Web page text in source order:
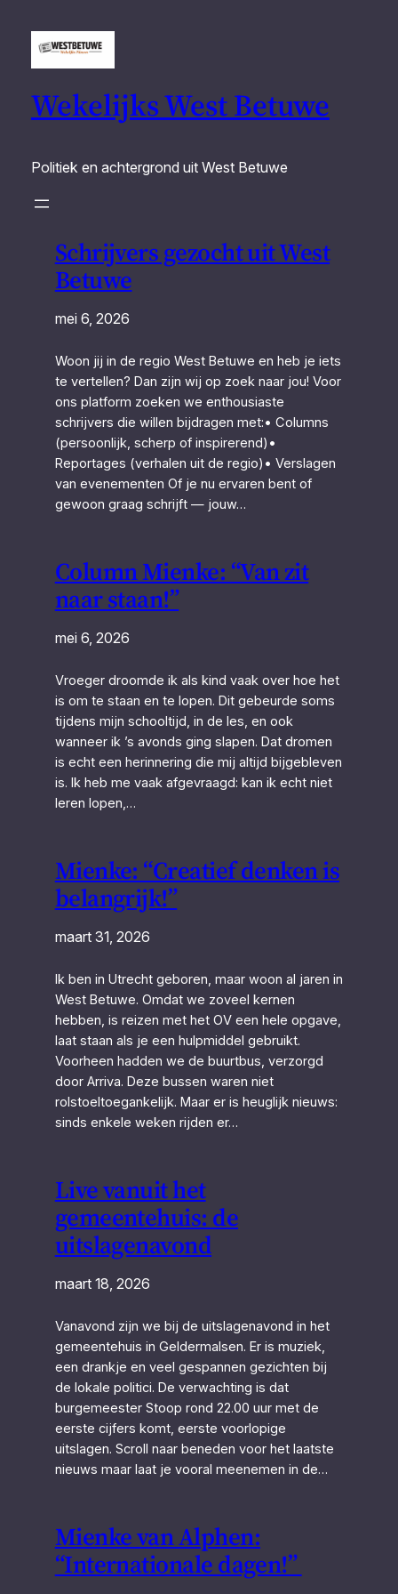
Wekelijks West Betuwe
Politiek en achtergrond uit West Betuwe
Schrijvers gezocht uit West
Betuwe
mei 6, 2026
Woon jij in de regio West Betuwe en heb je iets
te vertellen? Dan zijn wij op zoek naar jou! Voor
ons platform zoeken we enthousiaste
schrijvers die willen bijdragen met:• Columns
(persoonlijk, scherp of inspirerend)•
Reportages (verhalen uit de regio)• Verslagen
van evenementen Of je nu ervaren bent of
gewoon graag schrijft — jouw…
Column Mienke: “Van zit
naar staan!”
mei 6, 2026
Vroeger droomde ik als kind vaak over hoe het
is om te staan en te lopen. Dit gebeurde soms
tijdens mijn schooltijd, in de les, en ook
wanneer ik ’s avonds ging slapen. Dat dromen
is echt een herinnering die mij altijd bijgebleven
is. Ik heb me vaak afgevraagd: kan ik echt niet
leren lopen,…
Mienke: “Creatief denken is
belangrijk!”
maart 31, 2026
Ik ben in Utrecht geboren, maar woon al jaren in
West Betuwe. Omdat we zoveel kernen
hebben, is reizen met het OV een hele opgave,
laat staan als je een hulpmiddel gebruikt.
Voorheen hadden we de buurtbus, verzorgd
door Arriva. Deze bussen waren niet
rolstoeltoegankelijk. Maar er is heuglijk nieuws:
sinds enkele weken rijden er…
Live vanuit het
gemeentehuis: de
uitslagenavond
maart 18, 2026
Vanavond zijn we bij de uitslagenavond in het
gemeentehuis in Geldermalsen. Er is muziek,
een drankje en veel gespannen gezichten bij
de lokale politici. De verwachting is dat
burgemeester Stoop rond 22.00 uur met de
eerste cijfers komt, eerste voorlopige
uitslagen. Scroll naar beneden voor het laatste
nieuws maar laat je vooral meenemen in de…
Mienke van Alphen:
“Internationale dagen!”